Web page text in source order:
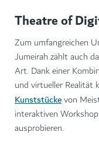
Theatre of
Zum umfangreichen
Jumeirah zählt auch
Art. Dank einer
und virtueller Realität
Kunststückevon
interaktiven
ausprobieren.